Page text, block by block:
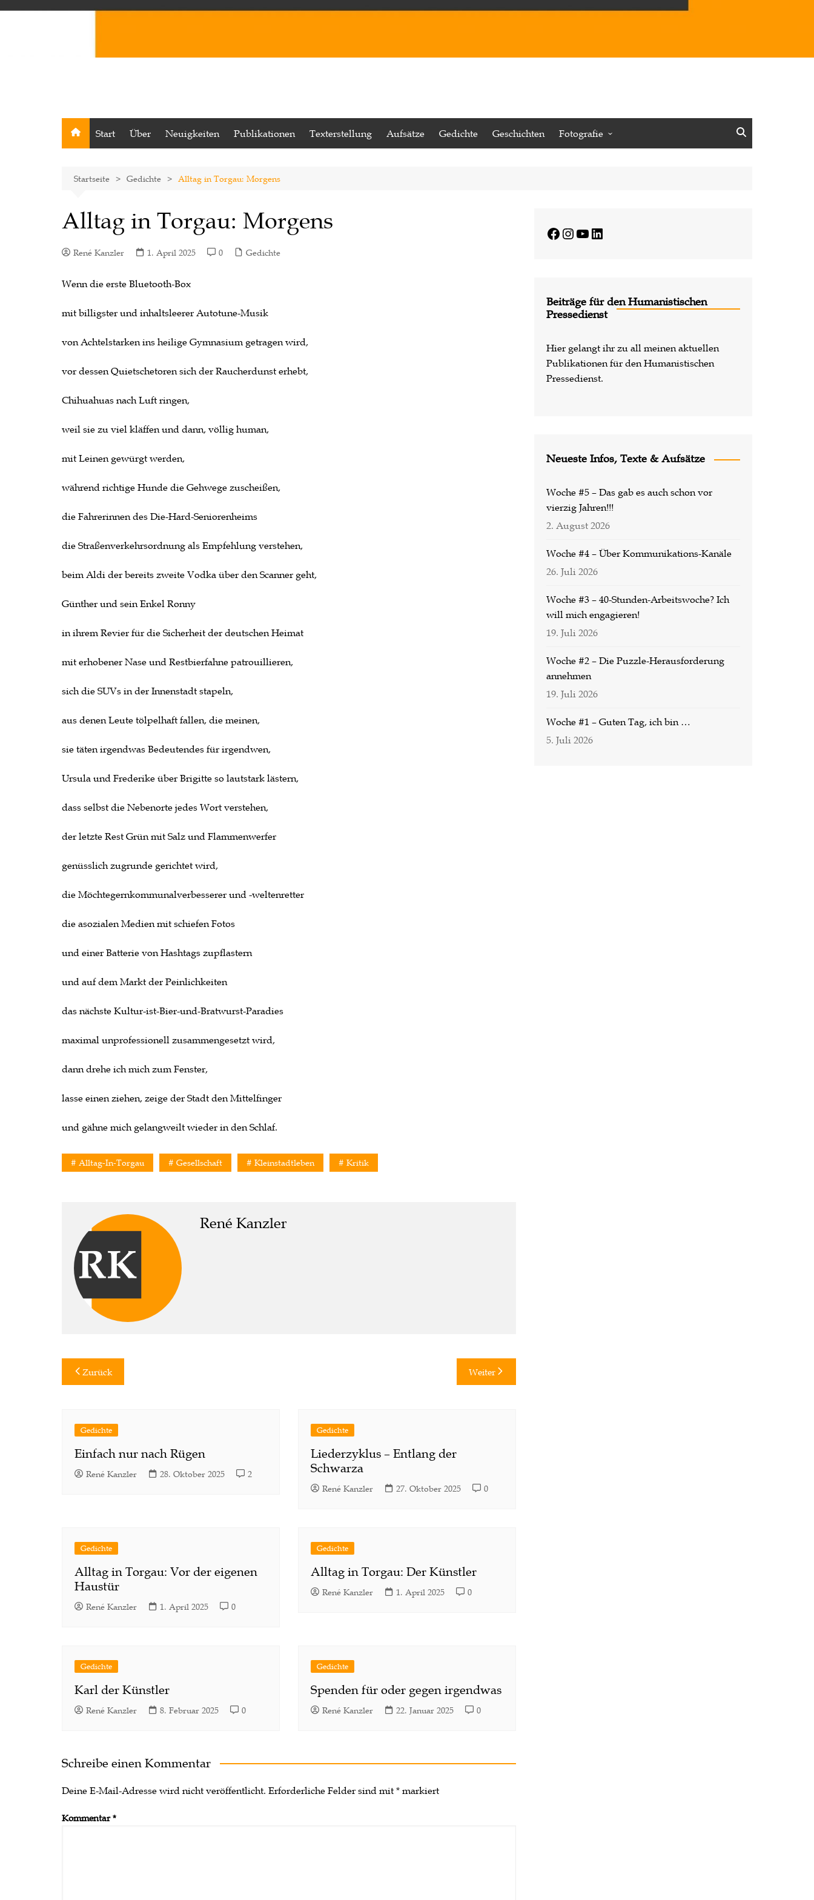
Start Über Neuigkeiten Publikationen Texterstellung Aufsätze Gedichte Geschichten Fotografie
Startseite Gedichte Alltag in Torgau: Morgens
Alltag in Torgau: Morgens
René Kanzler 1. April 2025 0 Gedichte
Wenn die erste Bluetooth-Box
mit billigster und inhaltsleerer Autotune-Musik
von Achtelstarken ins heilige Gymnasium getragen wird,
vor dessen Quietschetoren sich der Raucherdunst erhebt,
Chihuahuas nach Luft ringen,
weil sie zu viel kläffen und dann, völlig human,
mit Leinen gewürgt werden,
während richtige Hunde die Gehwege zuscheißen,
die Fahrerinnen des Die-Hard-Seniorenheims
die Straßenverkehrsordnung als Empfehlung verstehen,
beim Aldi der bereits zweite Vodka über den Scanner geht,
Günther und sein Enkel Ronny
in ihrem Revier für die Sicherheit der deutschen Heimat
mit erhobener Nase und Restbierfahne patrouillieren,
sich die SUVs in der Innenstadt stapeln,
aus denen Leute tölpelhaft fallen, die meinen,
sie täten irgendwas Bedeutendes für irgendwen,
Ursula und Frederike über Brigitte so lautstark lästern,
dass selbst die Nebenorte jedes Wort verstehen,
der letzte Rest Grün mit Salz und Flammenwerfer
genüsslich zugrunde gerichtet wird,
die Möchtegernkommunalverbesserer und -weltenretter
die asozialen Medien mit schiefen Fotos
und einer Batterie von Hashtags zupflastern
und auf dem Markt der Peinlichkeiten
das nächste Kultur-ist-Bier-und-Bratwurst-Paradies
maximal unprofessionell zusammengesetzt wird,
dann drehe ich mich zum Fenster,
lasse einen ziehen, zeige der Stadt den Mittelfinger
und gähne mich gelangweilt wieder in den Schlaf.
Alltag-In-Torgau Gesellschaft Kleinstadtleben Kritik
René Kanzler
Beitragsnavigation
Zurück Weiter
Gedichte
Einfach nur nach Rügen
René Kanzler 28. Oktober 2025 2
Gedichte
Liederzyklus – Entlang der
Schwarza
René Kanzler 27. Oktober 2025 0
Gedichte
Alltag in Torgau: Vor der eigenen
Haustür
René Kanzler 1. April 2025 0
Gedichte
Alltag in Torgau: Der Künstler
René Kanzler 1. April 2025 0
Gedichte
Karl der Künstler
René Kanzler 8. Februar 2025 0
Gedichte
Spenden für oder gegen irgendwas
René Kanzler 22. Januar 2025 0
Schreibe einen Kommentar
Deine E-Mail-Adresse wird nicht veröffentlicht. Erforderliche Felder sind mit * markiert
Kommentar*
Facebook
Instagram
YouTube
LinkedIn
Beiträge für den Humanistischen
Pressedienst
Hier gelangt ihr zu all meinen aktuellen
Publikationen für den Humanistischen
Pressedienst.
Neueste Infos, Texte & Aufsätze
Woche #5 – Das gab es auch schon vor
vierzig Jahren!!!
2. August 2026
Woche #4 – Über Kommunikations-Kanäle
26. Juli 2026
Woche #3 – 40-Stunden-Arbeitswoche? Ich
will mich engagieren!
19. Juli 2026
Woche #2 – Die Puzzle-Herausforderung
annehmen
19. Juli 2026
Woche #1 – Guten Tag, ich bin …
5. Juli 2026